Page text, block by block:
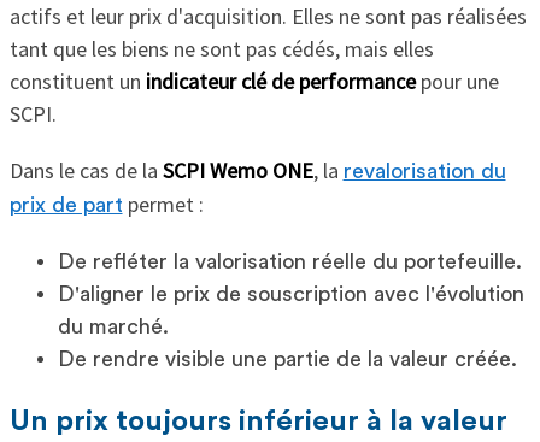
actifs et leur prix d'acquisition. Elles ne sont pas réalisées
tant que les biens ne sont pas cédés, mais elles
constituent un indicateur clé de performancepour une
SCPI.
Dans le cas de la SCPI Wemo ONE, la revalorisation du
prix de part permet :
De refléter la valorisation réelle du portefeuille.
D'aligner le prix de souscription avec l'évolution
du marché.
De rendre visible une partie de la valeur créée.
Un prix toujours inférieur à la valeur